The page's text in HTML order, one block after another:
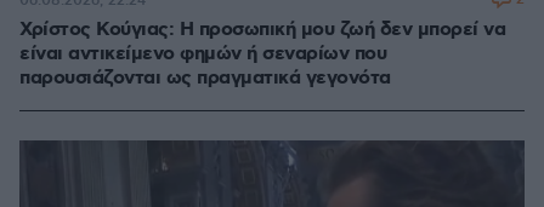
Χρίστος Κούγιας: Η προσωπική μου ζωή δεν μπορεί να
είναι αντικείμενο φημών ή σεναρίων που
παρουσιάζονται ως πραγματικά γεγονότα